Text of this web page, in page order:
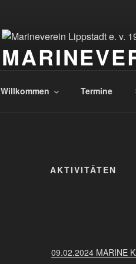
Willkommen Termine
AKTIVITÄTEN
09.02.2024 MARINE